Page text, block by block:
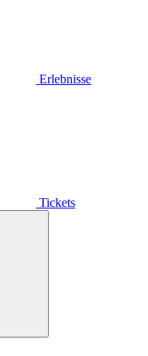
Erlebnisse
Tickets